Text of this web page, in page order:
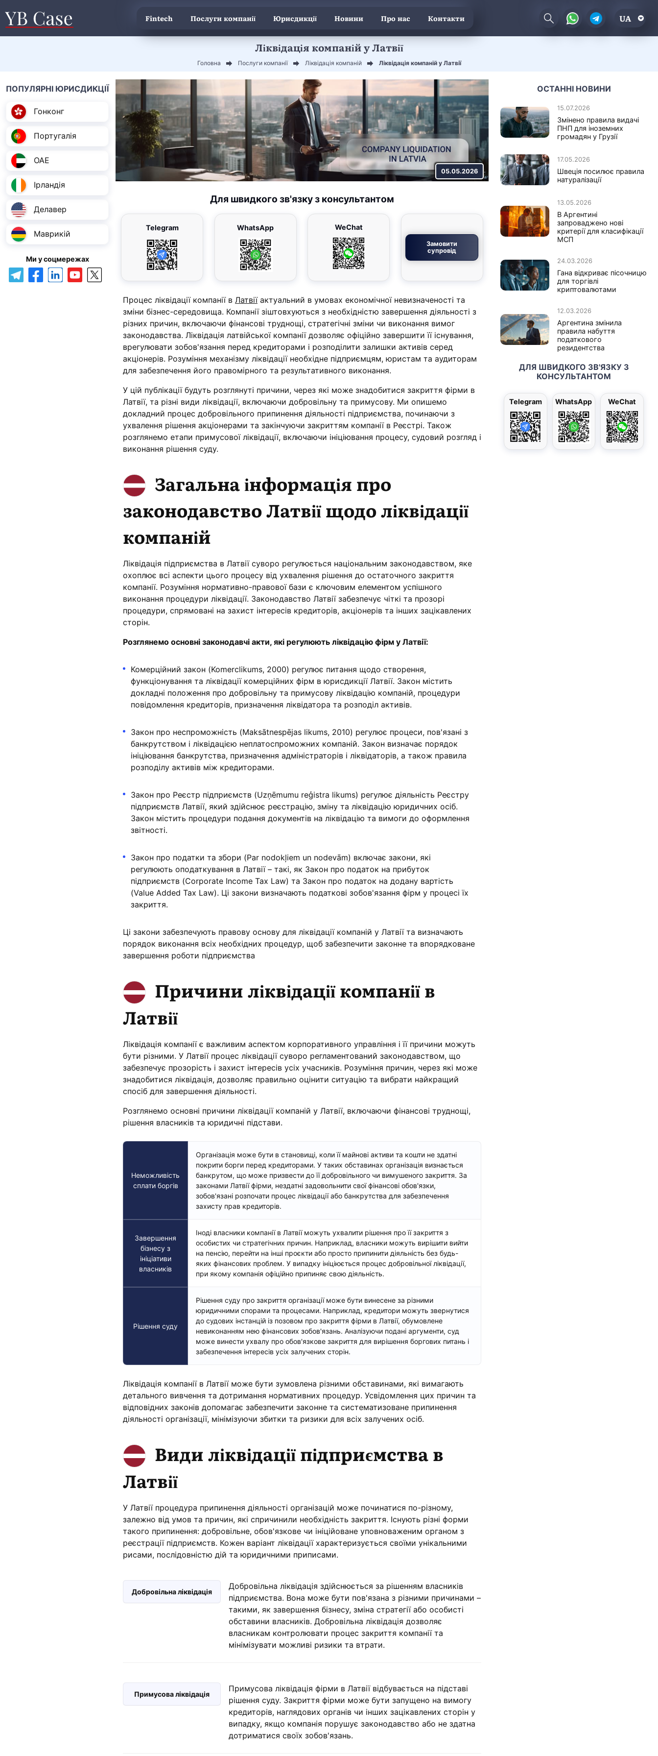
Fintech Послуги компанії Юрисдикції Новини Про нас Контакти UA
Ліквідація компаній у Латвії
Головна Послуги компанії Ліквідація компаній Ліквідація компаній у Латвії
ПОПУЛЯРНІ ЮРИСДИКЦІЇ
Гонконг
Португалія
ОАЕ
Ірландія
Делавер
Маврикій
Ми у соцмережах
05.05.2026
Для швидкого зв'язку з консультантом
Telegram WhatsApp WeChat
Замовити
супровід
Процес ліквідації компанії в Латвіїактуальний в умовах економічної невизначеності та
зміни бізнес-середовища. Компанії зіштовхуються з необхідністю завершення діяльності з
різних причин, включаючи фінансові труднощі, стратегічні зміни чи виконання вимог
законодавства. Ліквідація латвійської компанії дозволяє офіційно завершити її існування,
врегулювати зобов'язання перед кредиторами і розподілити залишки активів серед
акціонерів. Розуміння механізму ліквідації необхідне підприємцям, юристам та аудиторам
для забезпечення його правомірного та результативного виконання.
У цій публікації будуть розглянуті причини, через які може знадобитися закриття фірми в
Латвії, та різні види ліквідації, включаючи добровільну та примусову. Ми опишемо
докладний процес добровільного припинення діяльності підприємства, починаючи з
ухвалення рішення акціонерами та закінчуючи закриттям компанії в Реєстрі. Також
розглянемо етапи примусової ліквідації, включаючи ініціювання процесу, судовий розгляд і
виконання рішення суду.
Загальна інформація про
законодавство Латвії щодо ліквідації
компаній
Ліквідація підприємства в Латвії суворо регулюється національним законодавством, яке
охоплює всі аспекти цього процесу від ухвалення рішення до остаточного закриття
компанії. Розуміння нормативно-правової бази є ключовим елементом успішного
виконання процедури ліквідації. Законодавство Латвії забезпечує чіткі та прозорі
процедури, спрямовані на захист інтересів кредиторів, акціонерів та інших зацікавлених
сторін.
Розглянемо основні законодавчі акти, які регулюють ліквідацію фірм у Латвії:
Комерційний закон (Komerclikums, 2000) регулює питання щодо створення,
функціонування та ліквідації комерційних фірм в юрисдикції Латвії. Закон містить
докладні положення про добровільну та примусову ліквідацію компаній, процедури
повідомлення кредиторів, призначення ліквідатора та розподіл активів.
Закон про неспроможність (Maksātnespējas likums, 2010) регулює процеси, пов'язані з
банкрутством і ліквідацією неплатоспроможних компаній. Закон визначає порядок
ініціювання банкрутства, призначення адміністраторів і ліквідаторів, а також правила
розподілу активів між кредиторами.
Закон про Реєстр підприємств (Uzņēmumu reģistra likums) регулює діяльність Реєстру
підприємств Латвії, який здійснює реєстрацію, зміну та ліквідацію юридичних осіб.
Закон містить процедури подання документів на ліквідацію та вимоги до оформлення
звітності.
Закон про податки та збори (Par nodokļiem un nodevām) включає закони, які
регулюють оподаткування в Латвії – такі, як Закон про податок на прибуток
підприємств (Corporate Income Tax Law) та Закон про податок на додану вартість
(Value Added Tax Law). Ці закони визначають податкові зобов'язання фірм у процесі їх
закриття.
Ці закони забезпечують правову основу для ліквідації компаній у Латвії та визначають
порядок виконання всіх необхідних процедур, щоб забезпечити законне та впорядковане
завершення роботи підприємства
Причини ліквідації компанії в
Латвії
Ліквідація компанії є важливим аспектом корпоративного управління і її причини можуть
бути різними. У Латвії процес ліквідації суворо регламентований законодавством, що
забезпечує прозорість і захист інтересів усіх учасників. Розуміння причин, через які може
знадобитися ліквідація, дозволяє правильно оцінити ситуацію та вибрати найкращий
спосіб для завершення діяльності.
Розглянемо основні причини ліквідації компаній у Латвії, включаючи фінансові труднощі,
рішення власників та юридичні підстави.
Неможливість
сплати боргів
Організація може бути в становищі, коли її майнові активи та кошти не здатні
покрити борги перед кредиторами. У таких обставинах організація визнається
банкрутом, що може призвести до її добровільного чи вимушеного закриття. За
законами Латвії фірми, нездатні задовольнити свої фінансові обов'язки,
зобов'язані розпочати процес ліквідації або банкрутства для забезпечення
захисту прав кредиторів.
Завершення
бізнесу з
ініціативи
власників
Іноді власники компанії в Латвії можуть ухвалити рішення про її закриття з
особистих чи стратегічних причин. Наприклад, власники можуть вирішити вийти
на пенсію, перейти на інші проєкти або просто припинити діяльність без будь-
яких фінансових проблем. У випадку ініціюється процес добровільної ліквідації,
при якому компанія офіційно припиняє свою діяльність.
Рішення суду
Рішення суду про закриття організації може бути винесене за різними
юридичними спорами та процесами. Наприклад, кредитори можуть звернутися
до судових інстанцій із позовом про закриття фірми в Латвії, обумовлене
невиконанням нею фінансових зобов'язань. Аналізуючи подані аргументи, суд
може винести ухвалу про обов'язкове закриття для вирішення боргових питань і
забезпечення інтересів усіх залучених сторін.
Ліквідація компанії в Латвії може бути зумовлена ​​різними обставинами, які вимагають
детального вивчення та дотримання нормативних процедур. Усвідомлення цих причин та
відповідних законів допомагає забезпечити законне та систематизоване припинення
діяльності організації, мінімізуючи збитки та ризики для всіх залучених осіб.
Види ліквідації підприємства в
Латвії
У Латвії процедура припинення діяльності організацій може починатися по-різному,
залежно від умов та причин, які спричинили необхідність закриття. Існують різні форми
такого припинення: добровільне, обов'язкове чи ініційоване уповноваженим органом з
реєстрації підприємств. Кожен варіант ліквідації характеризується своїми унікальними
рисами, послідовністю дій та юридичними приписами.
Добровільна ліквідація
Добровільна ліквідація здійснюється за рішенням власників
підприємства. Вона може бути пов'язана з різними причинами –
такими, як завершення бізнесу, зміна стратегії або особисті
обставини власників. Добровільна ліквідація дозволяє
власникам контролювати процес закриття компанії та
мінімізувати можливі ризики та втрати.
Примусова ліквідація
Примусова ліквідація фірми в Латвії відбувається на підставі
рішення суду. Закриття фірми може бути запущено на вимогу
кредиторів, наглядових органів чи інших зацікавлених сторін у
випадку, якщо компанія порушує законодавство або не здатна
дотриматися своїх зобов'язань.
ОСТАННІ НОВИНИ
15.07.2026
Змінено правила видачі
ПНП для іноземних
громадян у Грузії
17.05.2026
Швеція посилює правила
натуралізації
13.05.2026
В Аргентині
запроваджено нові
критерії для класифікації
МСП
24.03.2026
Гана відкриває пісочницю
для торгівлі
криптовалютами
12.03.2026
Аргентина змінила
правила набуття
податкового
резидентства
ДЛЯ ШВИДКОГО ЗВ'ЯЗКУ З
КОНСУЛЬТАНТОМ
Telegram WhatsApp WeChat